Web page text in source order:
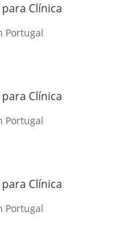
Clínica
Portugal
Clínica
Portugal
Clínica
Portugal